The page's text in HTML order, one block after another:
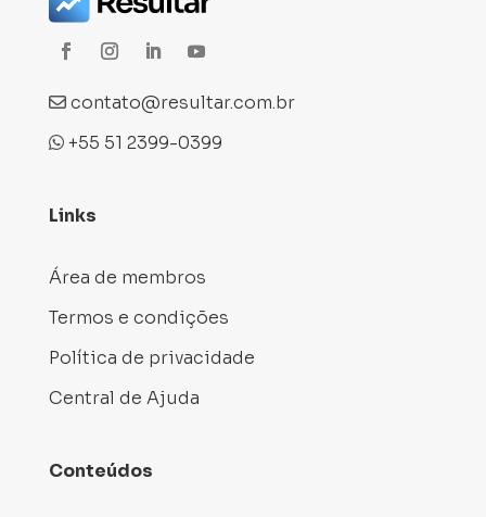
contato@resultar.com.br
+55 51 2399-0399
Links
Área de membros
Termos e condições
Política de privacidade
Central de Ajuda
Conteúdos